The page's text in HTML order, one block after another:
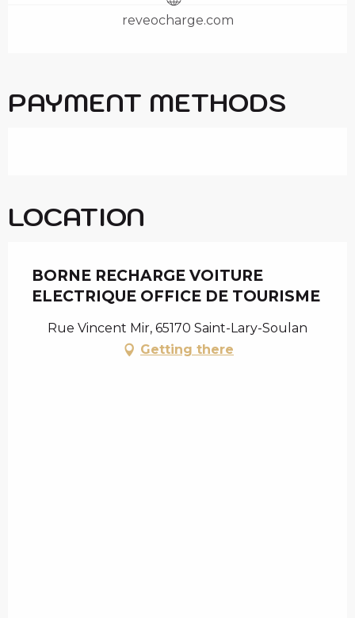
reveocharge.com
PAYMENT METHODS
LOCATION
BORNE RECHARGE VOITURE
ELECTRIQUE OFFICE DE TOURISME
Rue Vincent Mir, 65170 Saint-Lary-Soulan
Getting there